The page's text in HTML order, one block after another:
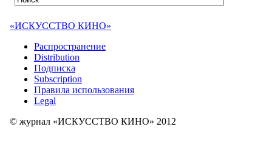
«ИСКУССТВО КИНО»
Распространение
Distribution
Подписка
Subscription
Правила использования
Legal
© журнал «ИСКУССТВО КИНО» 2012